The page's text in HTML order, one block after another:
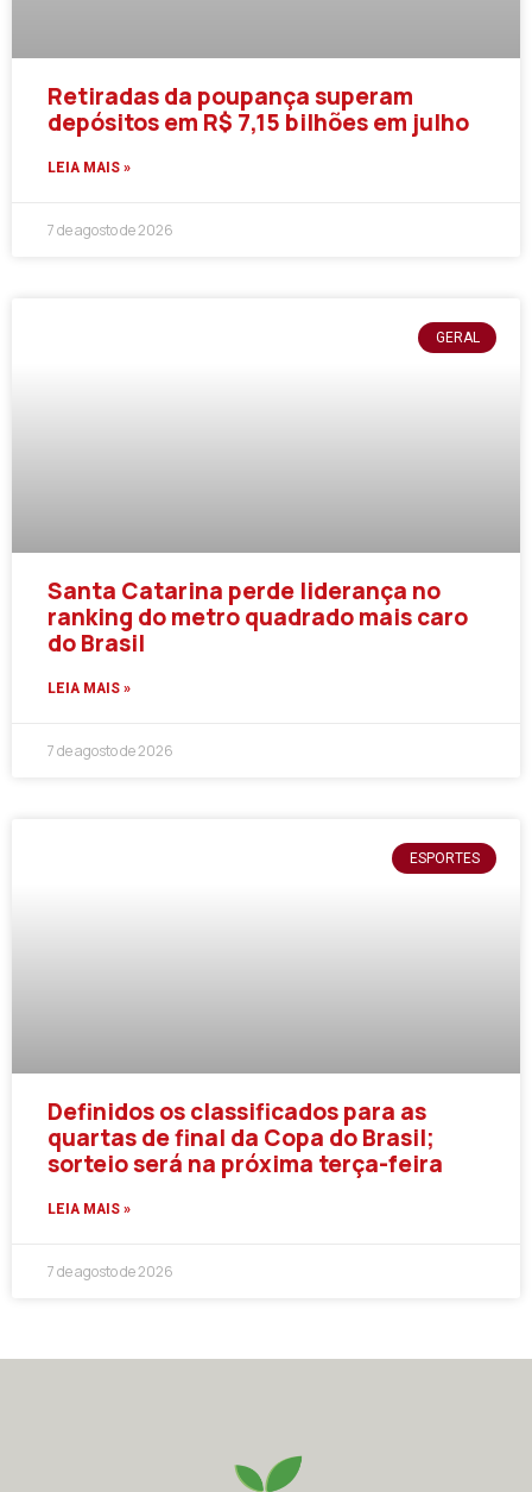
Retiradas da poupança superam
depósitos em R$ 7,15 bilhões em julho
LEIA MAIS »
7 de agosto de 2026
GERAL
Santa Catarina perde liderança no
ranking do metro quadrado mais caro
do Brasil
LEIA MAIS »
7 de agosto de 2026
ESPORTES
Definidos os classificados para as
quartas de final da Copa do Brasil;
sorteio será na próxima terça-feira
LEIA MAIS »
7 de agosto de 2026